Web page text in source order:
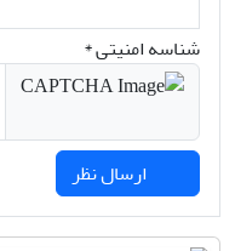
شناسه امنیتی *